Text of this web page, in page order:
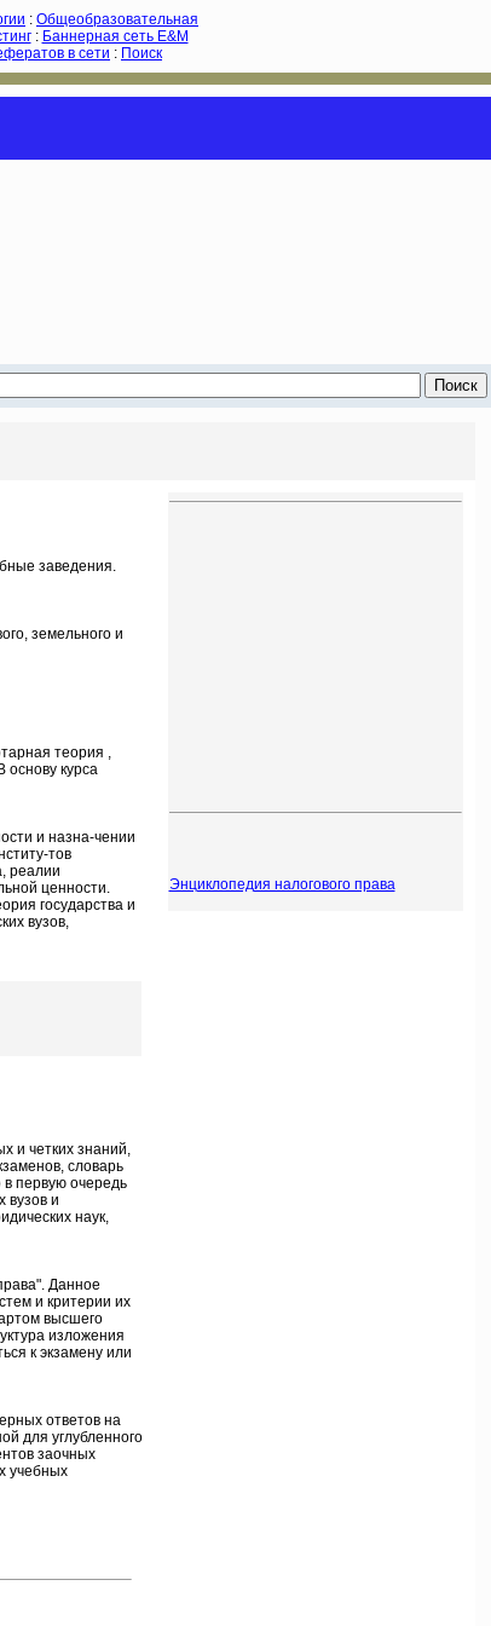
: Общеобразовательная
: Баннерная сеть E&M
в сети : Поиск
заведения.
земельного и
теория ,
основу курса
и назна-чении
тов
реалии
ценности.
государства и
вузов,
и четких знаний,
словарь
в первую очередь
вузов и
наук,
Данное
и критерии их
высшего
изложения
к экзамену или
ответов на
для углубленного
заочных
учебных
Энциклопедия налогового права